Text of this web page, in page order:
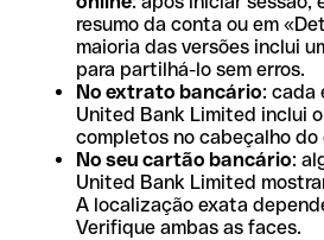
resumo da conta ou em
maioria das versões inclui
para partilhá-lo sem erros.
No extrato bancário: cada
United Bank Limited inclui
completos no cabeçalho do
No seu cartão bancário:
United Bank Limited
A localização exata
Verifique ambas as faces.